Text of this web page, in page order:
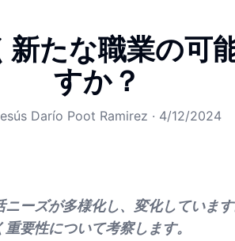
たな職業の可
すか？
Darío Poot Ramirez · 4/12/2024
ーズが多様化し、変化していま
要性について考察します。